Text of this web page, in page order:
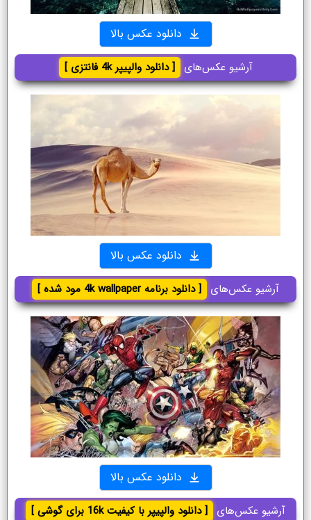
دانلود عکس بالا
آرشیو عکس‌های [ دانلود والپیپر 4k فانتزی ]
دانلود عکس بالا
آرشیو عکس‌های [ دانلود برنامه 4k wallpaper مود شده ]
دانلود عکس بالا
آرشیو عکس‌های [ دانلود والپیپر با کیفیت 16k برای گوشی ]